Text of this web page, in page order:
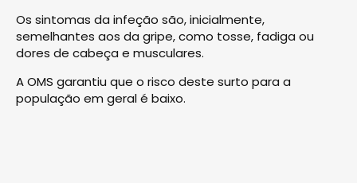
Os sintomas da infeção são, inicialmente,
semelhantes aos da gripe, como tosse, fadiga ou
dores de cabeça e musculares.
A OMS garantiu que o risco deste surto para a
população em geral é baixo.